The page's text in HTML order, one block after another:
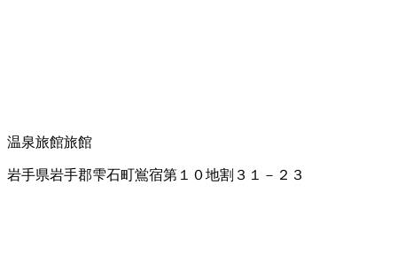
温泉旅館旅館
岩手県岩手郡雫石町鴬宿第１０地割３１－２３